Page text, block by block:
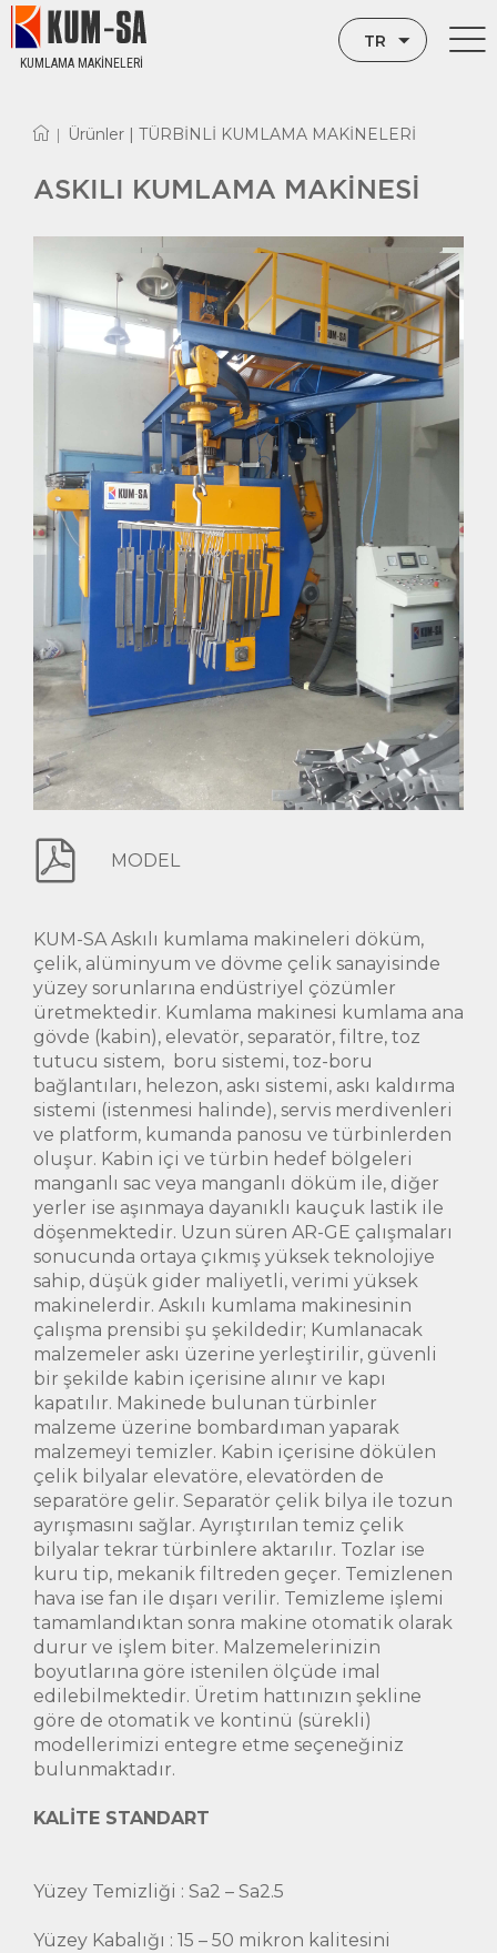
KUMLAMA MAKİNELERİ
TR
RU
| Ürünler | TÜRBİNLİ KUMLAMA MAKİNELERİ
ASKILI KUMLAMA MAKİNESİ
MODEL
KUM-SA Askılı kumlama makineleri döküm,
çelik, alüminyum ve dövme çelik sanayisinde
yüzey sorunlarına endüstriyel çözümler
üretmektedir. Kumlama makinesi kumlama ana
gövde (kabin), elevatör, separatör, filtre, toz
tutucu sistem, boru sistemi, toz-boru
bağlantıları, helezon, askı sistemi, askı kaldırma
sistemi (istenmesi halinde), servis merdivenleri
ve platform, kumanda panosu ve türbinlerden
oluşur. Kabin içi ve türbin hedef bölgeleri
manganlı sac veya manganlı döküm ile, diğer
yerler ise aşınmaya dayanıklı kauçuk lastik ile
döşenmektedir. Uzun süren AR-GE çalışmaları
sonucunda ortaya çıkmış yüksek teknolojiye
sahip, düşük gider maliyetli, verimi yüksek
makinelerdir. Askılı kumlama makinesinin
çalışma prensibi şu şekildedir; Kumlanacak
malzemeler askı üzerine yerleştirilir, güvenli
bir şekilde kabin içerisine alınır ve kapı
kapatılır. Makinede bulunan türbinler
malzeme üzerine bombardıman yaparak
malzemeyi temizler. Kabin içerisine dökülen
çelik bilyalar elevatöre, elevatörden de
separatöre gelir. Separatör çelik bilya ile tozun
ayrışmasını sağlar. Ayrıştırılan temiz çelik
bilyalar tekrar türbinlere aktarılır. Tozlar ise
kuru tip, mekanik filtreden geçer. Temizlenen
hava ise fan ile dışarı verilir. Temizleme işlemi
tamamlandıktan sonra makine otomatik olarak
durur ve işlem biter. Malzemelerinizin
boyutlarına göre istenilen ölçüde imal
edilebilmektedir. Üretim hattınızın şekline
göre de otomatik ve kontinü (sürekli)
modellerimizi entegre etme seçeneğiniz
bulunmaktadır.
KALİTE STANDART
Yüzey Temizliği : Sa2 – Sa2.5
Yüzey Kabalığı : 15 – 50 mikron kalitesini